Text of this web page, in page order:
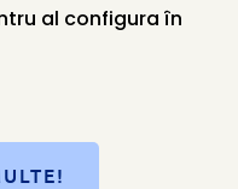
al configura în